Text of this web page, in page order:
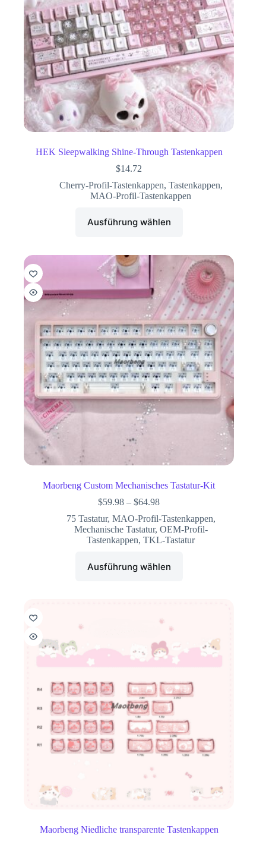
HEK Sleepwalking Shine-Through Tastenkappen
$14.72
Cherry-Profil-Tastenkappen, Tastenkappen,
MAO-Profil-Tastenkappen
Ausführung wählen
Maorbeng Custom Mechanisches Tastatur-Kit
$59.98 –$64.98
75 Tastatur, MAO-Profil-Tastenkappen,
Mechanische Tastatur, OEM-Profil-
Tastenkappen,TKL-Tastatur
Ausführung wählen
Maorbeng Niedliche transparente Tastenkappen